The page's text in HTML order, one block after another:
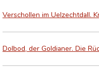
Verschollen im Uelzechtdall.
Dolbod, der Goldianer. Die